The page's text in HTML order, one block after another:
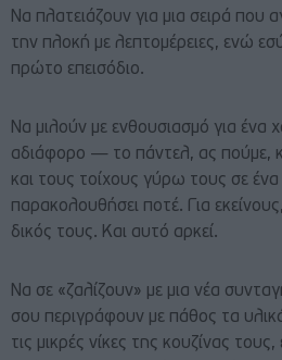
Να πλατειάζουν για μια σειρά που
την πλοκή με λεπτομέρειες, ενώ
πρώτο επεισόδιο.
Να μιλούν με ενθουσιασμό για ένα
αδιάφορο — το πάντελ, ας πούμε,
και τους τοίχους γύρω τους σε
παρακολουθήσει ποτέ. Για
δικός τους. Και αυτό αρκεί.
Να σε «ζαλίζουν» με μια νέα
σου περιγράφουν με πάθος τα
τις μικρές νίκες της κουζίνας